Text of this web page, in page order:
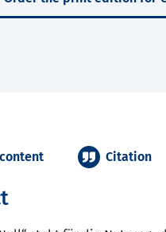
Citation